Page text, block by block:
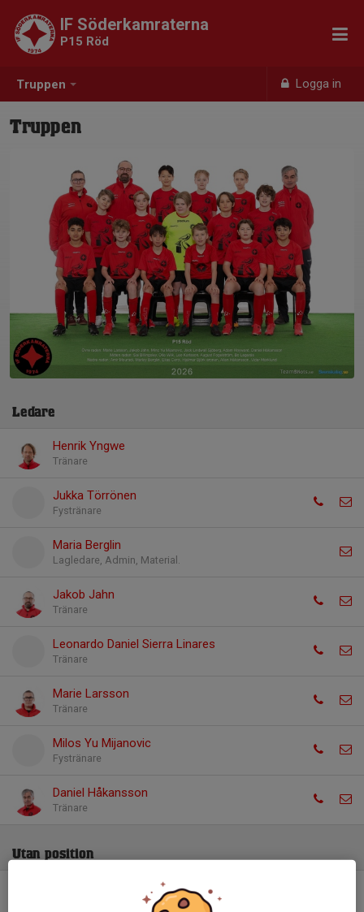
Truppen Logga in
IF Söderkamraterna
P15 Röd
Truppen
Ledare
Henrik Yngwe
Tränare
Jukka Törrönen
Fystränare
Maria Berglin
Lagledare, Admin, Material.
Jakob Jahn
Tränare
Leonardo Daniel Sierra Linares
Tränare
Marie Larsson
Tränare
Milos Yu Mijanovic
Fystränare
Daniel Håkansson
Tränare
Utan position
2. Adam Hayward